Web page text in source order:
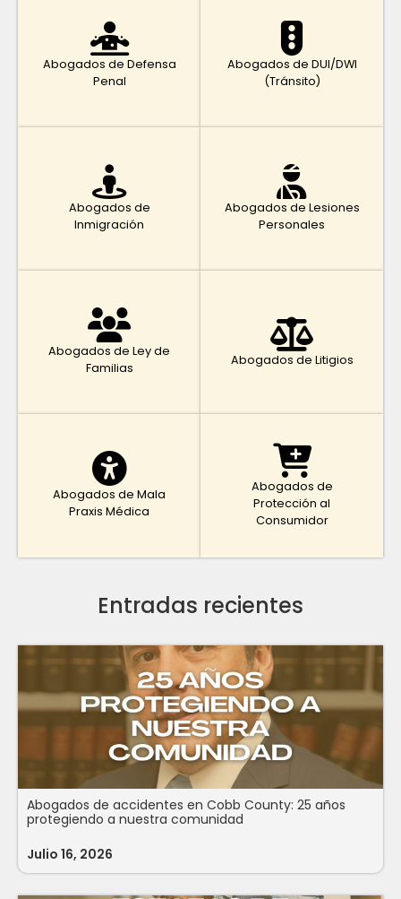
Abogados de Defensa
Penal
Abogados de DUI/DWI
(Tránsito)
Abogados de
Inmigración
Abogados de Lesiones
Personales
Abogados de Ley de
Familias
Abogados de Litigios
Abogados de Mala
Praxis Médica
Abogados de
Protección al
Consumidor
Entradas recientes
Abogados de accidentes en Cobb County: 25 años
protegiendo a nuestra comunidad
Julio 16, 2026